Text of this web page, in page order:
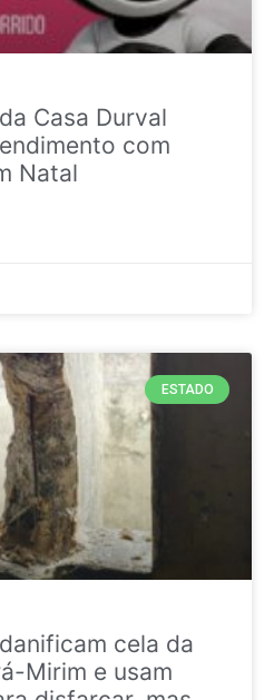
Casa Durval
com
Natal
ESTADO
cela da
Mirim e usam